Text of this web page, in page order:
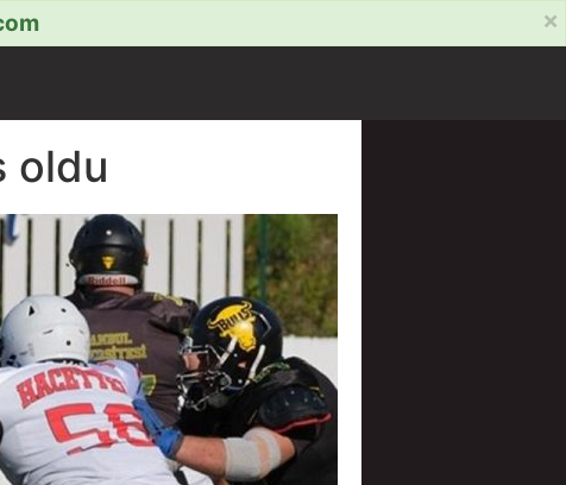
×
oldu